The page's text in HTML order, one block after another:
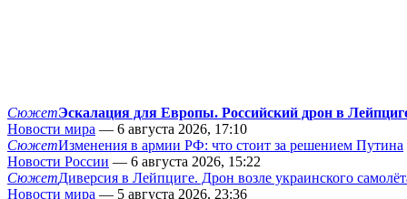
СюжетЭскалация для Европы. Российский дрон в
Новости мира — 6 августа 2026, 17:10
СюжетИзменения в армии РФ: что стоит за решением Путина
Новости России — 6 августа 2026, 15:22
СюжетДиверсия в Лейпциге. Дрон возле украинского
Новости мира — 5 августа 2026, 23:36